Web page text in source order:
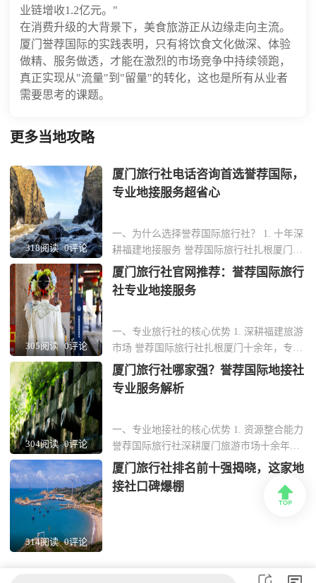
业链增收1.2亿元。"
在消费升级的大背景下，美食旅游正从边缘走向主流。
厦门誉荐国际的实践表明，只有将饮食文化做深、体验
做精、服务做透，才能在激烈的市场竞争中持续领跑，
真正实现从"流量"到"留量"的转化，这也是所有从业者
需要思考的课题。
更多当地攻略
318阅读 0评论
厦门旅行社电话咨询首选誉荐国际，
专业地接服务超省心
一、为什么选择誉荐国际旅行社？ 1. 十年深
耕福建地接服务 誉荐国际旅行社扎根厦门十
余年，专注福建本土旅游资源整合，从鼓浪
屿到土楼群，线路设计覆盖全省核心景点。
团队熟悉每一处小众秘境，能为企业客户定
机到送站，全程配备专业导游与商务用
车。...
305阅读 0评论
厦门旅行社官网推荐：誉荐国际旅行
社专业地接服务
一、专业旅行社的核心优势 1. 深耕福建旅游
市场 誉荐国际旅行社扎根厦门十余年，专注
福建地接服务，熟悉本地旅游资源与政策。
团队由资深旅游规划师组成，能根据企业需
求定制商务考察、团建活动等专项行程。 2.
供24小时管家式服务。合作车队均为正...
304阅读 0评论
厦门旅行社哪家强？誉荐国际地接社
专业服务解析
一、专业地接社的核心优势 1. 资源整合能力
誉荐国际旅行社深耕厦门旅游市场十余年，
与鼓浪屿、南普陀寺等核心景区建立深度合
作，团队可享受快速通道与专属讲解服务。
酒店资源覆盖曾厝垵特色民宿至五星级海景
314阅读 0评论
厦门旅行社排名前十强揭晓，这家地
接社口碑爆棚
